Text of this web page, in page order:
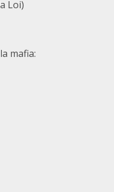
Loi)
mafia: